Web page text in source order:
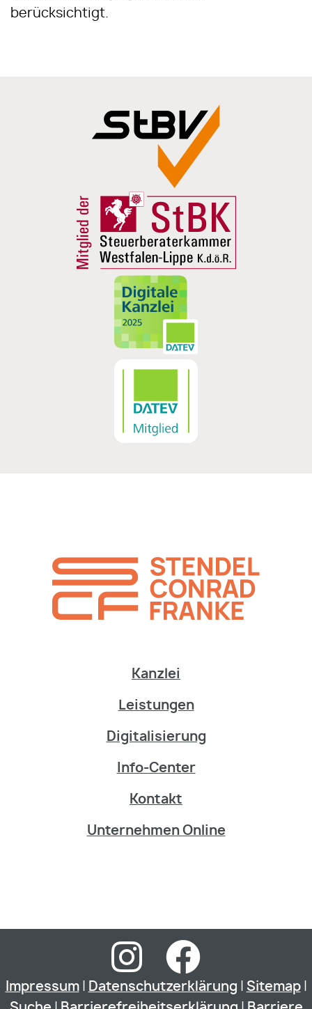
berücksichtigt.
Kanzlei
Leistungen
Digitalisierung
Info-Center
Kontakt
Unternehmen Online
Impressum| Datenschutzerklärung Sitemap|